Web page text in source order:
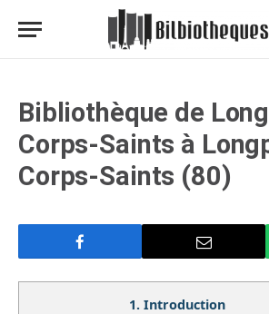
Bibliothèque de
Corps-Saints à
Corps-Saints (80)
1. Introduction